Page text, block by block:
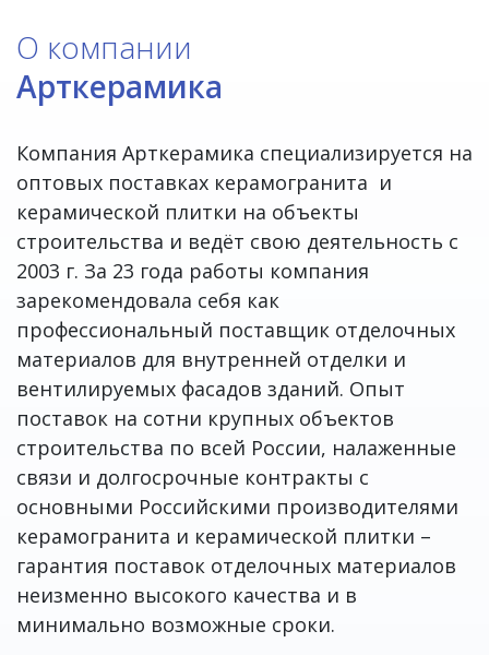
О компании
Арткерамика
Компания Арткерамика специализируется на
оптовых поставках керамогранита и
керамической плитки на объекты
строительства и ведёт свою деятельность с
2003 г. За 23 года работы компания
зарекомендовала себя как
профессиональный поставщик отделочных
материалов для внутренней отделки и
вентилируемых фасадов зданий. Опыт
поставок на сотни крупных объектов
строительства по всей России, налаженные
связи и долгосрочные контракты с
основными Российскими производителями
керамогранита и керамической плитки –
гарантия поставок отделочных материалов
неизменно высокого качества и в
минимально возможные сроки.